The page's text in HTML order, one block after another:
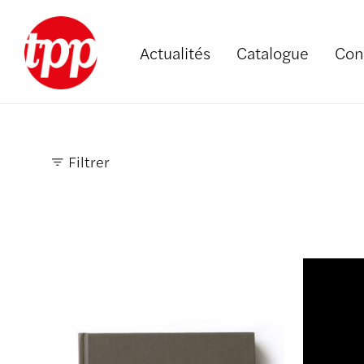
Actualités Catalogue
Filtrer